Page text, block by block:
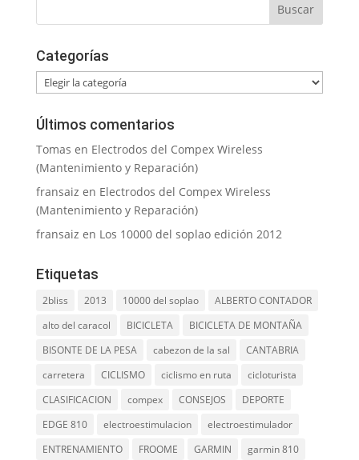
Categorías
Categorías
Últimos comentarios
Tomas en Electrodos del Compex Wireless
(Mantenimiento y Reparación)
fransaiz en Electrodos del Compex Wireless
(Mantenimiento y Reparación)
fransaiz en Los 10000 del soplao edición 2012
Etiquetas
2bliss 2013 10000 del soplao
ALBERTO CONTADOR
alto del caracol
BICICLETA
BICICLETA DE MONTAÑA
BISONTE DE LA PESA
cabezon de la sal
CANTABRIA
carretera
CICLISMO ciclismo en ruta
cicloturista
CLASIFICACION
compex CONSEJOS
DEPORTE
EDGE 810
electroestimulacion
electroestimulador
ENTRENAMIENTO
FROOME GARMIN garmin 810